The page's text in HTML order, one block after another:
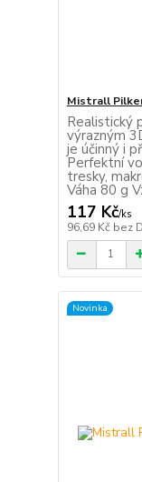
Mistrall
Realistický
výrazným
je účinný i
Perfektní
tresky,
Váha 80 g
117 Kč/ks
96,69 Kč bez
Novinka